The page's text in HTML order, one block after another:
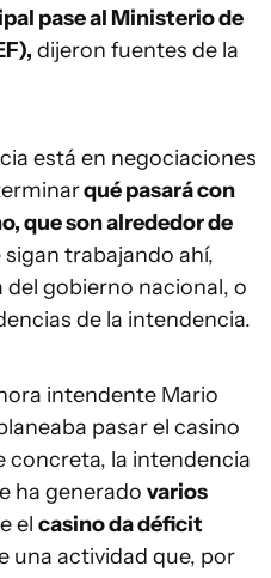
pase al Ministerio de
dijeron fuentes de la
está en negociaciones
qué pasará con
que son alrededor de
trabajando ahí,
gobierno nacional, o
de la intendencia.
intendente Mario
pasar el casino
concreta, la intendencia
ha generado varios
el casino da déficit
una actividad que, por